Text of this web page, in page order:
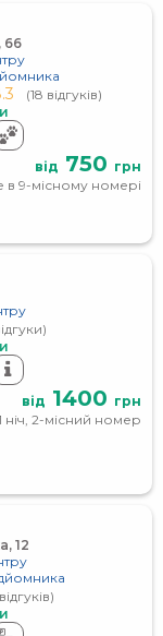
66
(18 відгуків)
від 750 грн
в 9-місному номері
від 1400 грн
ніч, 2-місний номер
12